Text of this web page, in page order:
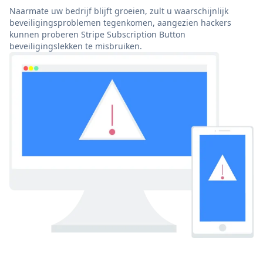
Naarmate uw bedrijf blijft groeien, zult u waarschijnlijk
beveiligingsproblemen tegenkomen, aangezien hackers
kunnen proberen Stripe Subscription Button
beveiligingslekken te misbruiken.